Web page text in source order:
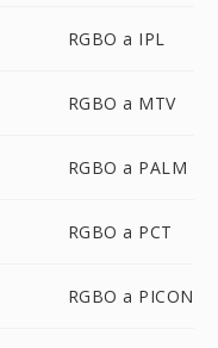
RGBO a IPL
RGBO a MTV
RGBO a PALM
RGBO a PCT
RGBO a PICON